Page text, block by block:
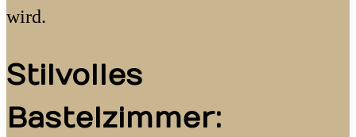
wird.
Stilvolles
Bastelzimmer: